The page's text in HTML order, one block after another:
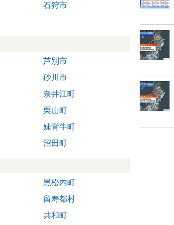
石狩市
芦別市
砂川市
奈井江町
栗山町
妹背牛町
沼田町
黒松内町
留寿都村
共和町